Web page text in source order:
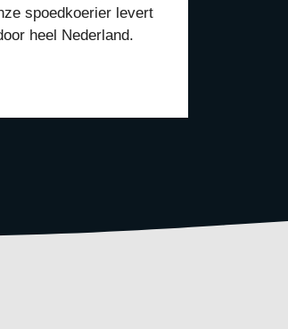
spoedkoerier levert
heel Nederland.